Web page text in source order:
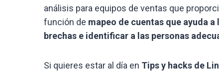
análisis para equipos de ventas que
función de mapeo de cuentas que ayuda
brechas e identificar a las personas
Si quieres estar al día en Tips y hacks de